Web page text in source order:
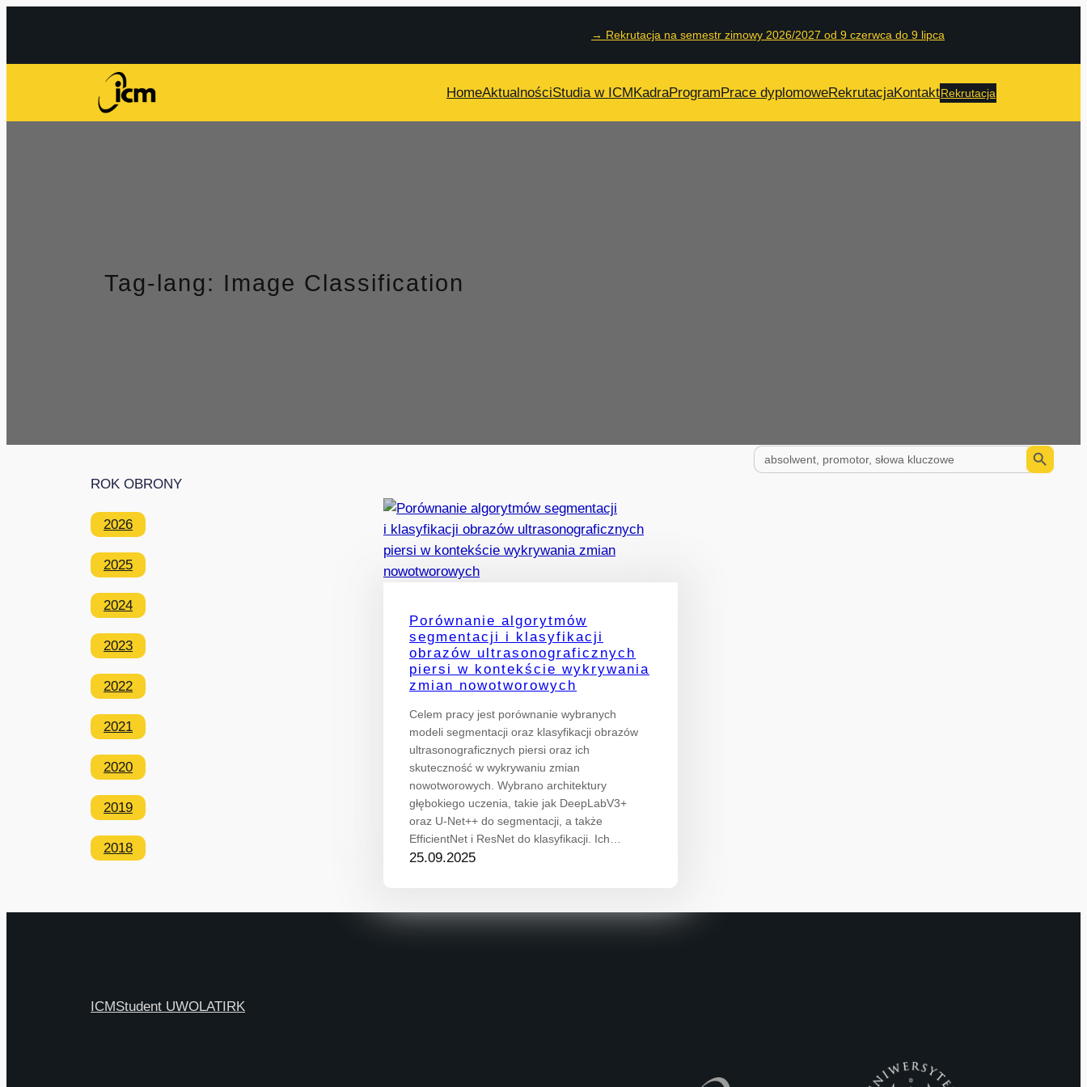
→ Rekrutacja na semestr zimowy 2026/2027 od 9 czerwca do 9 lipca
HomeAktualnościStudia w ICMKadraProgramPrace dyplomoweRekrutacjaKontaktRekrutacja
Tag-lang: Image Classification
Search
for:
Search Button
ROK OBRONY
2026
2025
2024
2023
2022
2021
2020
2019
2018
Porównanie algorytmów
segmentacji i klasyfikacji
obrazów ultrasonograficznych
piersi w kontekście wykrywania
zmian nowotworowych
Celem pracy jest porównanie wybranych
modeli segmentacji oraz klasyfikacji obrazów
ultrasonograficznych piersi oraz ich
skuteczność w wykrywaniu zmian
nowotworowych. Wybrano architektury
głębokiego uczenia, takie jak DeepLabV3+
oraz U-Net++ do segmentacji, a także
EfficientNet i ResNet do klasyfikacji. Ich…
25.09.2025
ICMStudent UWOLAT IRK